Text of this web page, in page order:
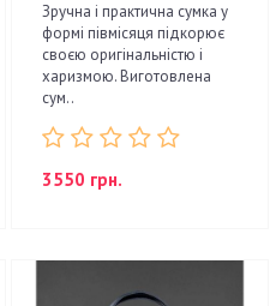
Зручна і практична сумка у
формі півмісяця підкорює
своєю оригінальністю і
харизмою. Виготовлена
сум..
3550 грн.